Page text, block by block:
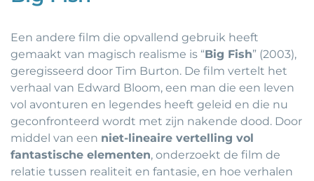
Een andere film die opvallend gebruik heeft
gemaakt van magisch realisme is “Big Fish” (2003),
geregisseerd door Tim Burton. De film vertelt het
verhaal van Edward Bloom, een man die een leven
vol avonturen en legendes heeft geleid en die nu
geconfronteerd wordt met zijn nakende dood. Door
middel van een niet-lineaire vertelling vol
fantastische elementen, onderzoekt de film de
relatie tussen realiteit en fantasie, en hoe verhalen